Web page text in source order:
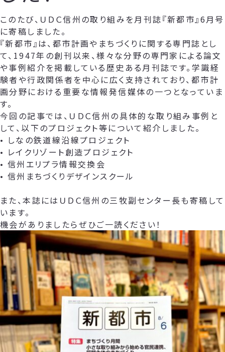
このたび、ＵＤＣ信州の取り組みを月刊誌『新都市』6月号
に寄稿しました。
『新都市』は、都市計画やまちづくりに関する専門誌とし
て、1947年の創刊以来、様々な分野の専門家による論文
や事例紹介を掲載している歴史ある月刊誌です。学識経
験者や行政関係者を中心に広く支持されており、都市計
画分野における重要な情報発信媒体の一つとなっていま
す。
今回の記事では、ＵＤＣ信州の具体的な取り組み事例と
して、以下のプロジェクト等について紹介しました。
• しなの鉄道線沿線プロジェクト
• レイクリゾート創造プロジェクト
• 信州エリプラ情報交換会
• 信州まちづくりデザインスクール
また、本誌にはＵＤＣ信州の三牧副センター長も寄稿して
います。
機会がありましたらぜひご一読ください！